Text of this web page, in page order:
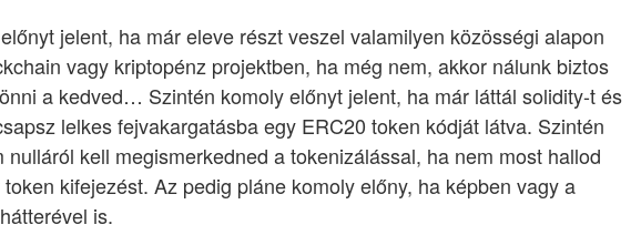
jelent, ha már eleve részt veszel valamilyen közösségi alapon
vagy kriptopénz projektben, ha még nem, akkor nálunk biztos
a kedved… Szintén komoly előnyt jelent, ha már láttál solidity-t és
lelkes fejvakargatásba egy ERC20 token kódját látva. Szintén
nulláról kell megismerkedned a tokenizálással, ha nem most hallod
kifejezést. Az pedig pláne komoly előny, ha képben vagy a
is.